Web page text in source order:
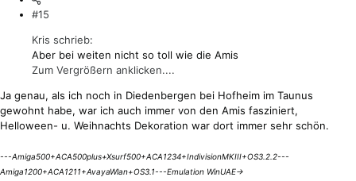
#15
Kris schrieb:
Aber bei weiten nicht so toll wie die Amis
Zum Vergrößern anklicken....
Ja genau, als ich noch in Diedenbergen bei Hofheim im Taunus
gewohnt habe, war ich auch immer von den Amis fasziniert,
Helloween- u. Weihnachts Dekoration war dort immer sehr schön.
---Amiga500+ACA500plus+Xsurf500+ACA1234+IndivisionMKIII+OS3.2.2---
Amiga1200+ACA1211+AvayaWlan+OS3.1---Emulation WinUAE->